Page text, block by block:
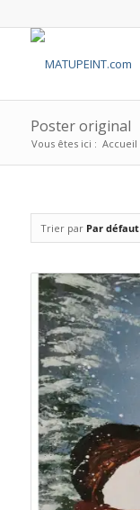
Poster original
Vous êtes ici : Accueil
Trier par Par défaut